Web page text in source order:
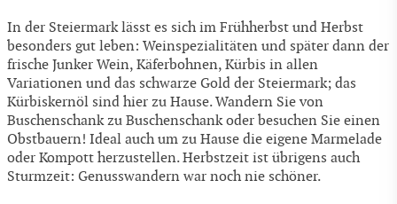
In der Steiermark lässt es sich im Frühherbst und Herbst
besonders gut leben: Weinspezialitäten und später dann der
frische Junker Wein, Käferbohnen, Kürbis in allen
Variationen und das schwarze Gold der Steiermark; das
Kürbiskernöl sind hier zu Hause. Wandern Sie von
Buschenschank zu Buschenschank oder besuchen Sie einen
Obstbauern! Ideal auch um zu Hause die eigene Marmelade
oder Kompott herzustellen. Herbstzeit ist übrigens auch
Sturmzeit: Genusswandern war noch nie schöner.